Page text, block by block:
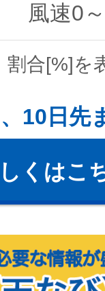
風速0
合[%]を
10日先
くはこ